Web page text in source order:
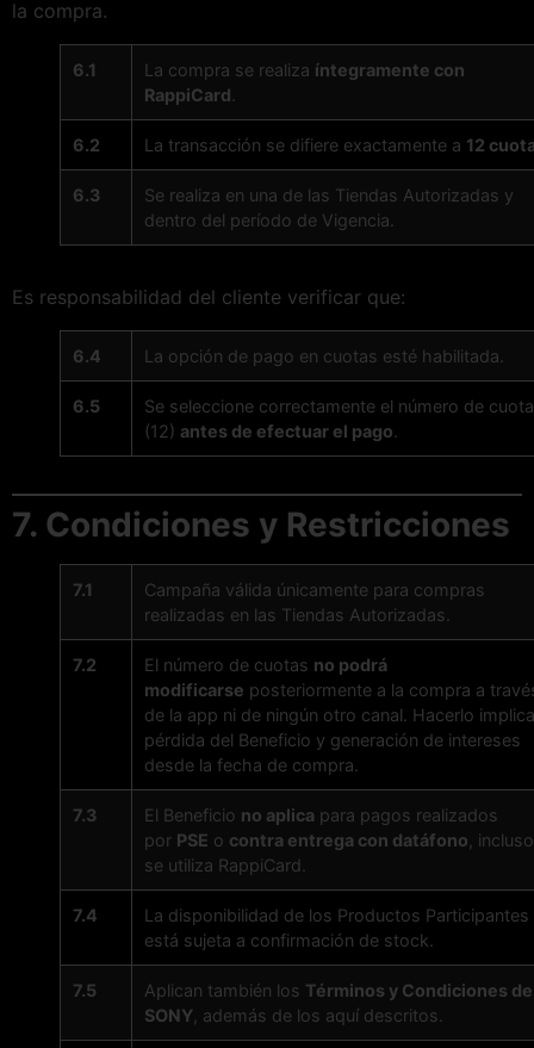
la compra.
6.1 La compra se realiza íntegramente con
RappiCard
6.2 La transacción se difiere exactamente a 12
6.3
Se realiza en una de las Tiendas Autorizadas y
dentro del período de Vigencia.
Es responsabilidad del cliente verificar que:
6.4 La opción de pago en cuotas esté habilitada.
6.5
Se seleccione correctamente el número de
(12) antes de efectuar el pago
7. Condiciones y Restricciones
7.1
Campaña válida únicamente para compras
realizadas en las Tiendas Autorizadas.
7.2 El número de cuotas no podrá
modificarse posteriormente a la compra a
de la app ni de ningún otro canal. Hacerlo implica
pérdida del Beneficio y generación de intereses
desde la fecha de compra.
7.3 El Beneficio no aplica para pagos realizados
por PSE o contra entrega con datáfono ,
se utiliza RappiCard.
7.4
La disponibilidad de los Productos Participantes
está sujeta a confirmación de stock.
7.5 Aplican también los Términos y Condiciones de
SONY , además de los aquí descritos.